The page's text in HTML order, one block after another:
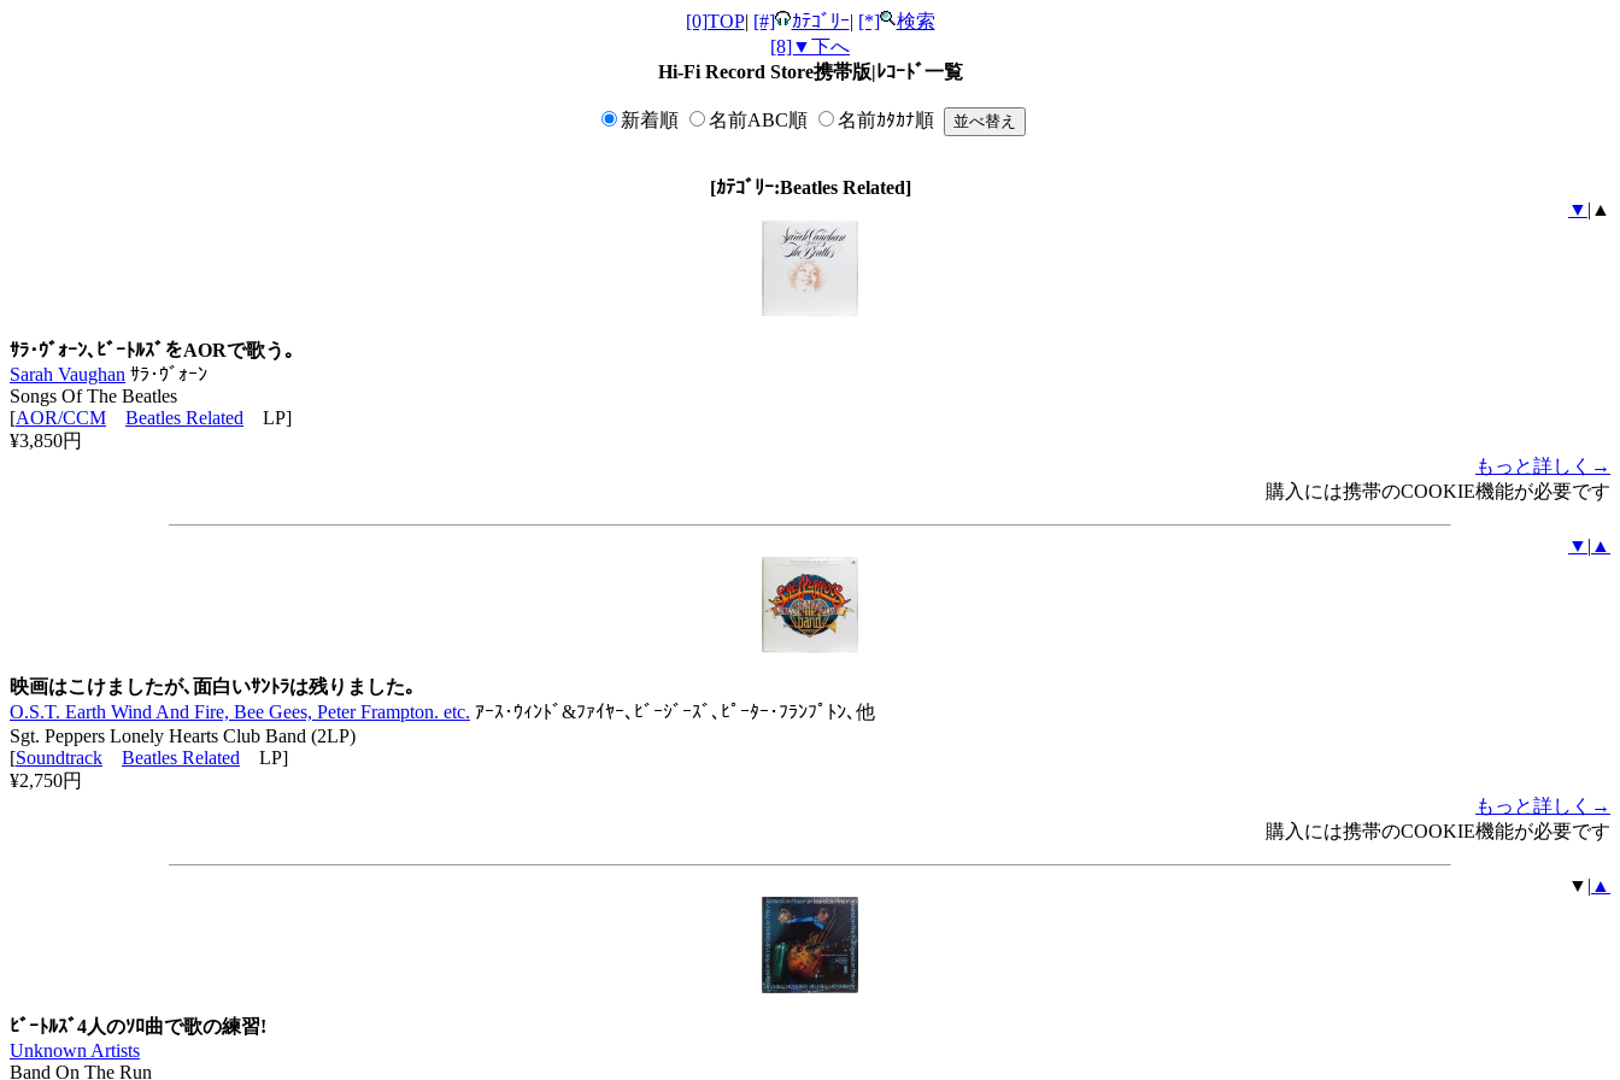
[0]TOP| [#] ｶﾃｺﾞﾘｰ| [*]
検索
[8]▼下へ
Hi-Fi Record Store携帯版|ﾚｺｰﾄﾞ一覧
新着順 名前ABC順 名前ｶﾀｶﾅ順
[ｶﾃｺﾞﾘｰ:Beatles Related]
▼ |▲
ｻﾗ･ｳﾞｫｰﾝ､ﾋﾞｰﾄﾙｽﾞをAORで歌う｡
Sarah Vaughan ｻﾗ･ｳﾞｫｰﾝ
Songs Of The Beatles
[AOR/CCM Beatles Related LP]
¥3,850円
もっと詳しく→
購入には携帯のCOOKIE機能が必要です
▼ | ▲
映画はこけましたが､面白いｻﾝﾄﾗは残りました｡
O.S.T. Earth Wind And Fire, Bee Gees, Peter Frampton. etc. ｱｰｽ･ｳｨﾝﾄﾞ&ﾌｧｲﾔｰ､ﾋﾞｰｼﾞｰｽﾞ､ﾋﾟｰﾀｰ･ﾌﾗﾝﾌﾟﾄﾝ､他
Sgt. Peppers Lonely Hearts Club Band (2LP)
[Soundtrack Beatles Related LP]
¥2,750円
もっと詳しく→
購入には携帯のCOOKIE機能が必要です
▼| ▲
ﾋﾞｰﾄﾙｽﾞ4人のｿﾛ曲で歌の練習!
Unknown Artists
Band On The Run